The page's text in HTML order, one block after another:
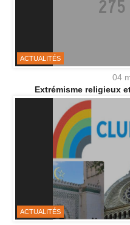
ACTUALITÉS
04
Extrémisme religieux
ACTUALITÉS